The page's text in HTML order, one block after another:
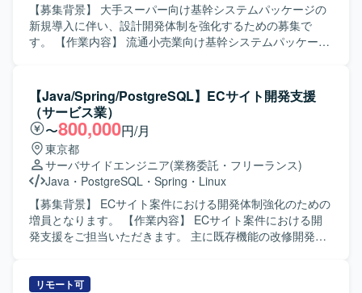
【募集背景】 大手スーパー向け基幹システムパッケージの
新規導入に伴い、設計開発体制を強化するための募集で
す。 【作業内容】 流通小売業向け基幹システムパッケージ
が、業務要件に応じて追加開発や機能拡張も行っていただ
きます。既存機能の調査や仕様整理、改修対応なども発生
いたします。 【求める人物像】 関係者と円滑にコミュニケ
ーションを取りながら、自律的に業務を進めていただける
方を求めています。小売業務への理解を深める姿勢があ
り、仕様変更や追加要件にも柔軟に対応できる方が望まし
いです。 【ポジションの魅力】 大手小売企業向けの基幹シ
ステム導入に携わることで、流通小売業に特化した業務知
識と大規模システムの開発・保守経験を積むことができま
す。パッケージ標準機能と追加開発の両方に関わること
SQLServer、Oracle フェーズ：設計～開発保守
【Java/Spring/PostgreSQL】ECサイト開発支援
（サービス業）
〜800,000円/月
東京都
サーバサイドエンジニア(業務委託・フリーランス)
Java ・ PostgreSQL ・ Spring ・ Linux
【募集背景】 ECサイト案件における開発体制強化のための
増員となります。 【作業内容】 ECサイト案件における開
発支援をご担当いただきます。 主に既存機能の改修開発、
テスト、結合テストまで一貫して対応いただく想定です。
リモート可